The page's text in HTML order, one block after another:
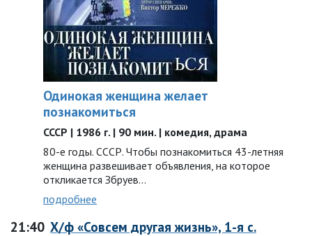
Одинокая женщина желает
познакомиться
СССР | 1986 г. | 90 мин. | комедия, драма
80-е годы. СССР. Чтобы познакомиться 43-летняя
женщина развешивает объявления, на которое
откликается Збруев…
подробнее
21:40 Х/ф «Совсем другая жизнь», 1-я с.